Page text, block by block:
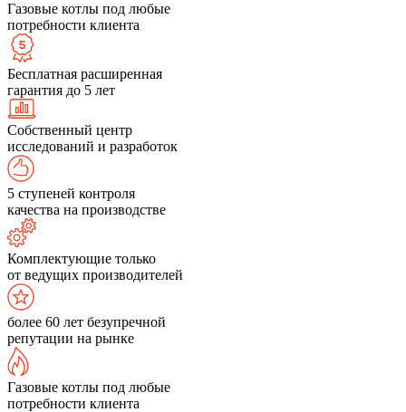
Газовые котлы под любые
потребности клиента
Бесплатная расширенная
гарантия до 5 лет
Собственный центр
исследований и разработок
5 ступеней контроля
качества на производстве
Комплектующие только
от ведущих производителей
более 60 лет безупречной
репутации на рынке
Газовые котлы под любые
потребности клиента